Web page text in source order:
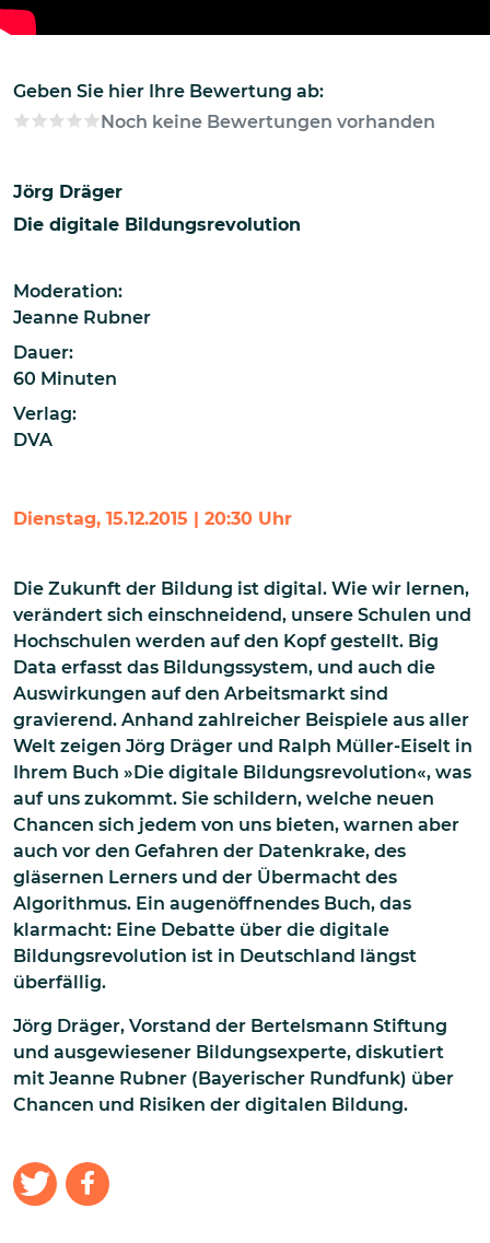
Geben Sie hier Ihre Bewertung ab:
Noch keine Bewertungen vorhanden
Jörg Dräger
Die digitale Bildungsrevolution
Moderation:
Jeanne Rubner
Dauer:
60 Minuten
Verlag:
DVA
Dienstag, 15.12.2015 | 20:30 Uhr
Die Zukunft der Bildung ist digital. Wie wir lernen,
verändert sich einschneidend, unsere Schulen und
Hochschulen werden auf den Kopf gestellt. Big
Data erfasst das Bildungssystem, und auch die
Auswirkungen auf den Arbeitsmarkt sind
gravierend. Anhand zahlreicher Beispiele aus aller
Welt zeigen Jörg Dräger und Ralph Müller-Eiselt in
Ihrem Buch »Die digitale Bildungsrevolution«, was
auf uns zukommt. Sie schildern, welche neuen
Chancen sich jedem von uns bieten, warnen aber
auch vor den Gefahren der Datenkrake, des
gläsernen Lerners und der Übermacht des
Algorithmus. Ein augenöffnendes Buch, das
klarmacht: Eine Debatte über die digitale
Bildungsrevolution ist in Deutschland längst
überfällig.
Jörg Dräger, Vorstand der Bertelsmann Stiftung
und ausgewiesener Bildungsexperte, diskutiert
mit Jeanne Rubner (Bayerischer Rundfunk) über
Chancen und Risiken der digitalen Bildung.